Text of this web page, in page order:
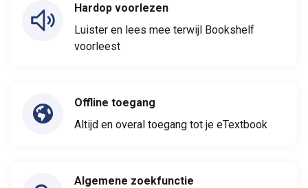
Hardop voorlezen
Luister en lees mee terwijl Bookshelf
voorleest
Offline toegang
Altijd en overal toegang tot je eTextbook
Algemene zoekfunctie